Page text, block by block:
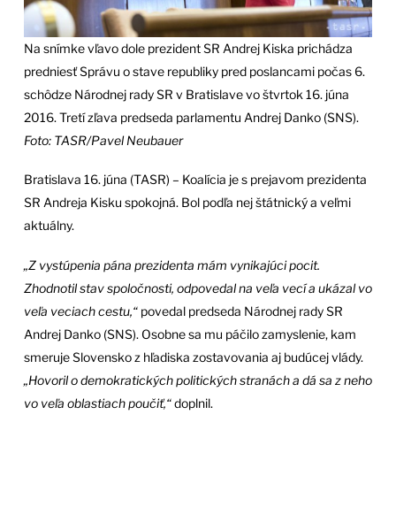
Na snímke vľavo dole prezident SR Andrej Kiska prichádza
predniesť Správu o stave republiky pred poslancami počas 6.
schôdze Národnej rady SR v Bratislave vo štvrtok 16. júna
2016. Tretí zľava predseda parlamentu Andrej Danko (SNS).
Foto: TASR/Pavel Neubauer
Bratislava 16. júna (TASR) – Koalícia je s prejavom prezidenta
SR Andreja Kisku spokojná. Bol podľa nej štátnický a veľmi
aktuálny.
„Z vystúpenia pána prezidenta mám vynikajúci pocit.
Zhodnotil stav spoločnosti, odpovedal na veľa vecí a ukázal vo
veľa veciach cestu,“povedal predseda Národnej rady SR
Andrej Danko (SNS). Osobne sa mu páčilo zamyslenie, kam
smeruje Slovensko z hľadiska zostavovania aj budúcej vlády.
„Hovoril o demokratických politických stranách a dá sa z neho
vo veľa oblastiach poučiť,“doplnil.